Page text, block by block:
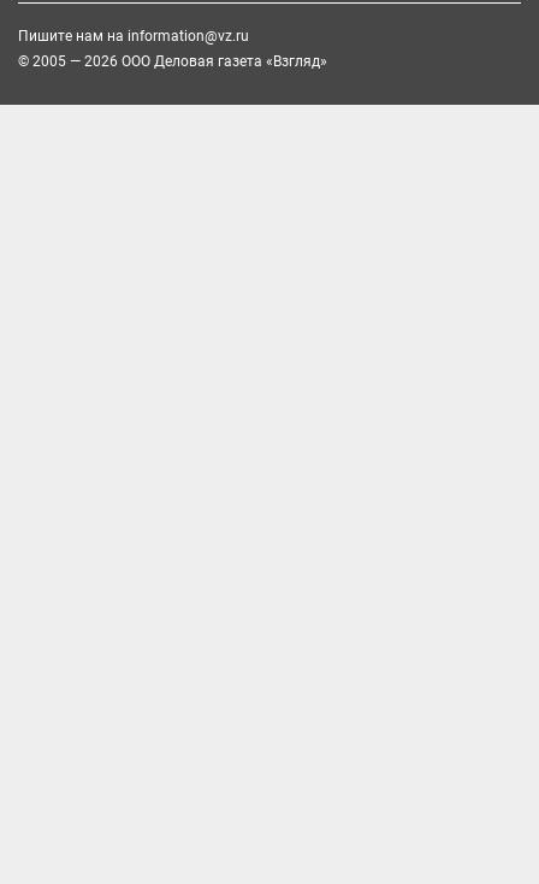
Пишите нам на information@vz.ru
© 2005 — 2026 ООО Деловая газета «Взгляд»